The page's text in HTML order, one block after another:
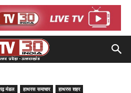
मंडल हाथरस समाचार हाथरस शहर